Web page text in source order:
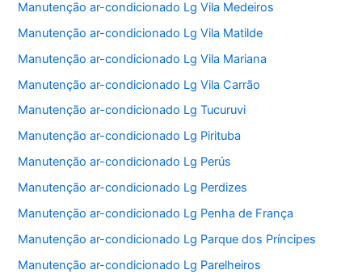
Manutenção ar-condicionado Lg Vila Medeiros
Manutenção ar-condicionado Lg Vila Matilde
Manutenção ar-condicionado Lg Vila Mariana
Manutenção ar-condicionado Lg Vila Carrão
Manutenção ar-condicionado Lg Tucuruvi
Manutenção ar-condicionado Lg Pirituba
Manutenção ar-condicionado Lg Perús
Manutenção ar-condicionado Lg Perdizes
Manutenção ar-condicionado Lg Penha de França
Manutenção ar-condicionado Lg Parque dos Príncipes
Manutenção ar-condicionado Lg Parelheiros